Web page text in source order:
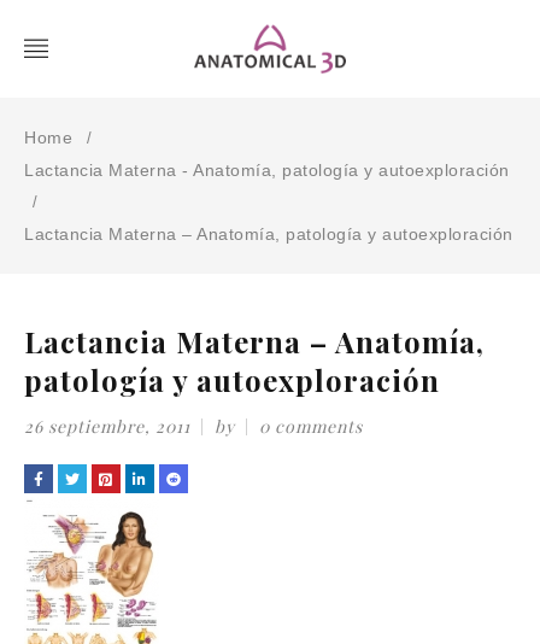
Home /
Lactancia Materna - Anatomía, patología y autoexploración
/
Lactancia Materna – Anatomía, patología y autoexploración
Lactancia Materna – Anatomía,
patología y autoexploración
26 septiembre, 2011 by 0 comments